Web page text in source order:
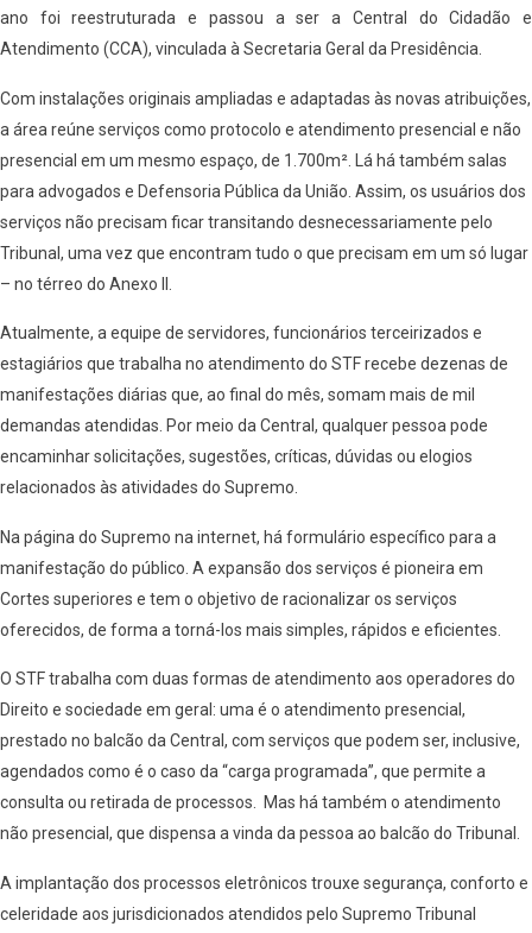
ano foi reestruturada e passou a ser a Central do Cidadão e
Atendimento (CCA), vinculada à Secretaria Geral da Presidência.
Com instalações originais ampliadas e adaptadas às novas atribuições,
a área reúne serviços como protocolo e atendimento presencial e não
presencial em um mesmo espaço, de 1.700m². Lá há também salas
para advogados e Defensoria Pública da União. Assim, os usuários dos
serviços não precisam ficar transitando desnecessariamente pelo
Tribunal, uma vez que encontram tudo o que precisam em um só lugar
– no térreo do Anexo II.
Atualmente, a equipe de servidores, funcionários terceirizados e
estagiários que trabalha no atendimento do STF recebe dezenas de
manifestações diárias que, ao final do mês, somam mais de mil
demandas atendidas. Por meio da Central, qualquer pessoa pode
encaminhar solicitações, sugestões, críticas, dúvidas ou elogios
relacionados às atividades do Supremo.
Na página do Supremo na internet, há formulário específico para a
manifestação do público. A expansão dos serviços é pioneira em
Cortes superiores e tem o objetivo de racionalizar os serviços
oferecidos, de forma a torná-los mais simples, rápidos e eficientes.
O STF trabalha com duas formas de atendimento aos operadores do
Direito e sociedade em geral: uma é o atendimento presencial,
prestado no balcão da Central, com serviços que podem ser, inclusive,
agendados como é o caso da “carga programada”, que permite a
consulta ou retirada de processos. Mas há também o atendimento
não presencial, que dispensa a vinda da pessoa ao balcão do Tribunal.
A implantação dos processos eletrônicos trouxe segurança, conforto e
celeridade aos jurisdicionados atendidos pelo Supremo Tribunal